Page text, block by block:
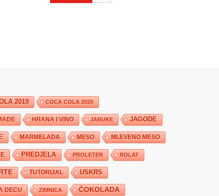
2019 COCA COLA 2020
HRANA I VINO JABUKE JAGODE
MARMELADA MESO MLEVENO MESO
PREDJELA PROLETER ROLAT
TUTORIJAL USKRS
DECU ZIMNICA ČOKOLADA